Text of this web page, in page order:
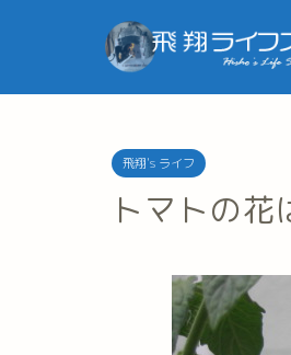
飛翔's ライフ
トマトの